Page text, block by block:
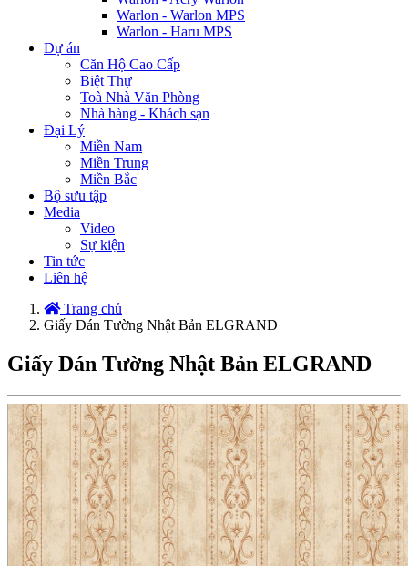
Warlon - Warlon MPS
Warlon - Haru MPS
Dự án
Căn Hộ Cao Cấp
Biệt Thự
Toà Nhà Văn Phòng
Nhà hàng - Khách sạn
Đại Lý
Miền Nam
Miền Trung
Miền Bắc
Bộ sưu tập
Media
Video
Sự kiện
Tin tức
Liên hệ
Trang chủ
Giấy Dán Tường Nhật Bản ELGRAND
Giấy Dán Tường Nhật Bản ELGRAND